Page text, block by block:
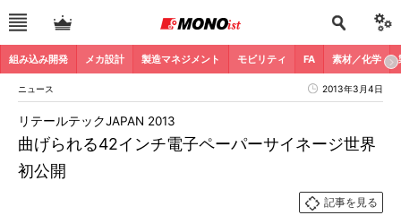
組み込み開発 メカ設計 製造マネジメント モビリティ FA 素材／化学
ニュース 2013年3月4日
曲げられる42インチ電子ペーパーサイネージ世界
初公開
リテールテックJAPAN 2013
記事を見る